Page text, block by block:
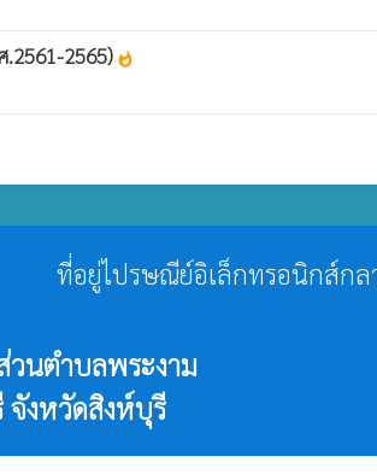
.2561-2565) whatshot
ที่อยู่ไปรษณีย์อิเล็กทรอนิกส์กล
วนตำบลพระงาม
จังหวัดสิงห์บุรี